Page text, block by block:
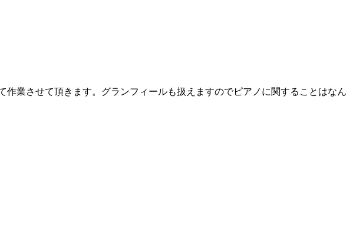
業させて頂きます。グランフィールも扱えますのでピアノに関することはなん